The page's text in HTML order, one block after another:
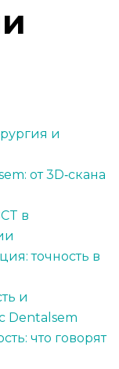
и
от 3D‑скана
в
точность в
и
Dentalsem
что говорят